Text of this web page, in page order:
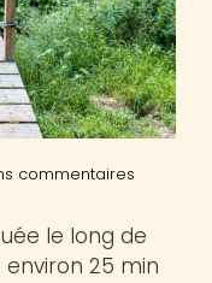
commentaires
le long de
environ 25 min